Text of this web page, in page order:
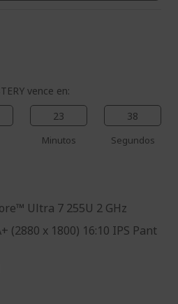
vence en:
23
Minutos
37
Segundos
Ultra 7 255U 2 GHz
(2880 x 1800) 16:10 IPS Pant